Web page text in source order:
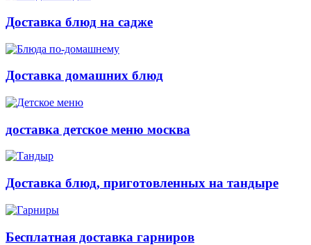
Доставка блюд на садже
Доставка домашних блюд
доставка детское меню москва
Доставка блюд, приготовленных на тандыре
Бесплатная доставка гарниров